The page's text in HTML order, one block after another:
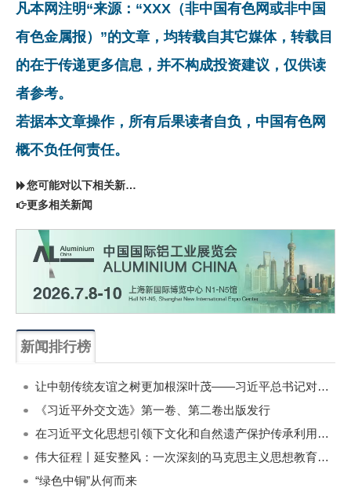
凡本网注明“来源：“XXX（非中国有色网或非中国
有色金属报）”的文章，均转载自其它媒体，转载目
的在于传递更多信息，并不构成投资建议，仅供读
者参考。
若据本文章操作，所有后果读者自负，中国有色网
概不负任何责任。
您可能对以下相关新闻同样感兴趣
更多相关新闻
新闻排行榜
让中朝传统友谊之树更加根深叶茂——习近平总书记对朝鲜进行国事访问纪实
《习近平外交文选》第一卷、第二卷出版发行
在习近平文化思想引领下文化和自然遗产保护传承利用工作开创新局面
伟大征程丨延安整风：一次深刻的马克思主义思想教育运动
“绿色中铜”从何而来